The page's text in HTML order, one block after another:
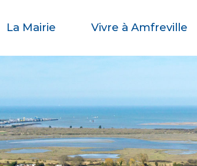
La Mairie Vivre à Amfreville